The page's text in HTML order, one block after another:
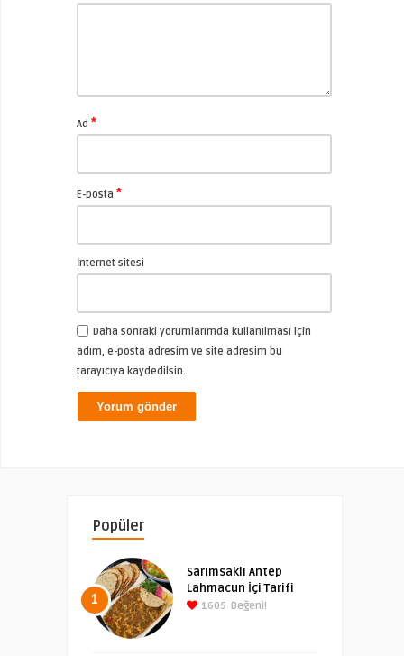
Ad *
E-posta *
İnternet sitesi
Daha sonraki yorumlarımda kullanılması için
adım, e-posta adresim ve site adresim bu
tarayıcıya kaydedilsin.
Popüler
1
Sarımsaklı Antep
Lahmacun İçi Tarifi
1605 Beğeni!